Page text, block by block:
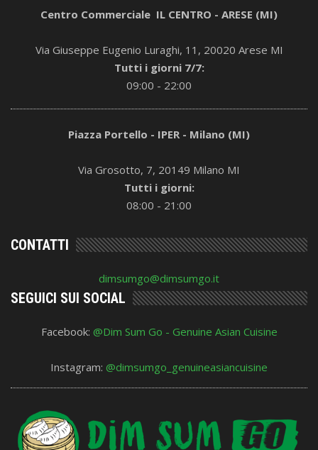
Centro Commerciale IL CENTRO - ARESE (MI)
Via Giuseppe Eugenio Luraghi, 11, 20020 Arese MI
Tutti i giorni 7/7:
09:00 - 22:00
Piazza Portello - IPER - Milano (MI)
Via Grosotto, 7, 20149 Milano MI
Tutti i giorni:
08:00 - 21:00
CONTATTI
dimsumgo@dimsumgo.it
SEGUICI SUI SOCIAL
Facebook: @Dim Sum Go - Genuine Asian Cuisine
Instagram: @dimsumgo_genuineasiancuisine